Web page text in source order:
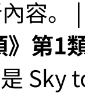
容。
》第
Sky